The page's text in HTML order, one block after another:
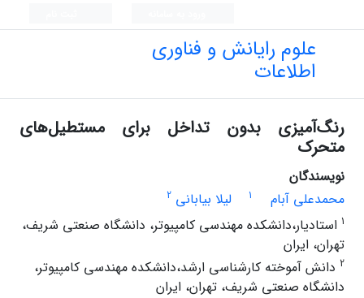
علوم رایانش و فناوری
اطلاعات
رنگ‌آمیزی بدون تداخل برای مستطیل‌های
متحرک
نویسندگان
محمدعلی آبام
1 لیلا بیابانی 2
1 استادیار،دانشکده مهندسی کامپیوتر، دانشگاه صنعتی شریف،
تهران، ایران
2 دانش آموخته کارشناسی ارشد،دانشکده مهندسی کامپیوتر،
دانشگاه صنعتی شریف، تهران، ایران